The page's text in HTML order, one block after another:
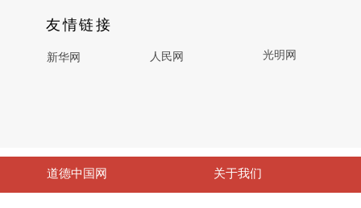
人民网 光明网
友情链接
新华网
道德中国网 关于我们